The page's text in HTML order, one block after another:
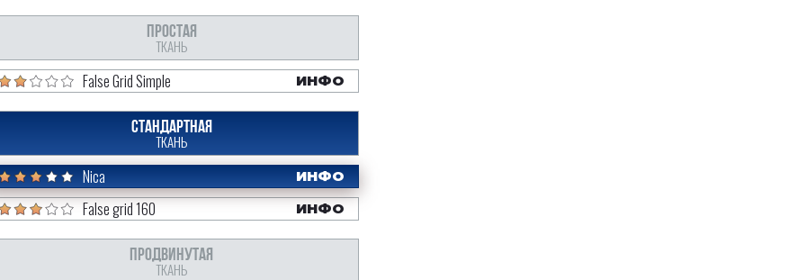
ПРОСТАЯ
ТКАНЬ
False Grid Simple ИНФО
СТАНДАРТНАЯ
ТКАНЬ
Nica ИНФО
False grid 160 ИНФО
ПРОДВИНУТАЯ
ТКАНЬ